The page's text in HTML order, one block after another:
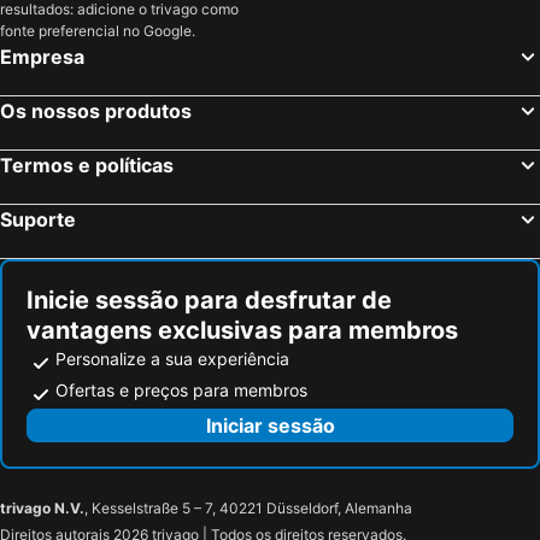
Nai Thon Beach Hotéis na praia
Pilai Beach Hotéis na praia
Noppharat Thara Beach Hotéis na praia
Koh Naka Yai Hotéis na praia
resultados: adicione o trivago como
fonte preferencial no Google.
Empresa
Os nossos produtos
Termos e políticas
Suporte
Inicie sessão para desfrutar de
vantagens exclusivas para membros
Personalize a sua experiência
Ofertas e preços para membros
Iniciar sessão
trivago N.V., Kesselstraße 5 – 7, 40221 Düsseldorf, Alemanha
Direitos autorais 2026 trivago | Todos os direitos reservados.